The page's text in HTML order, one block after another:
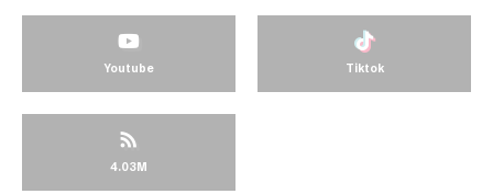
Youtube Tiktok
4.03M